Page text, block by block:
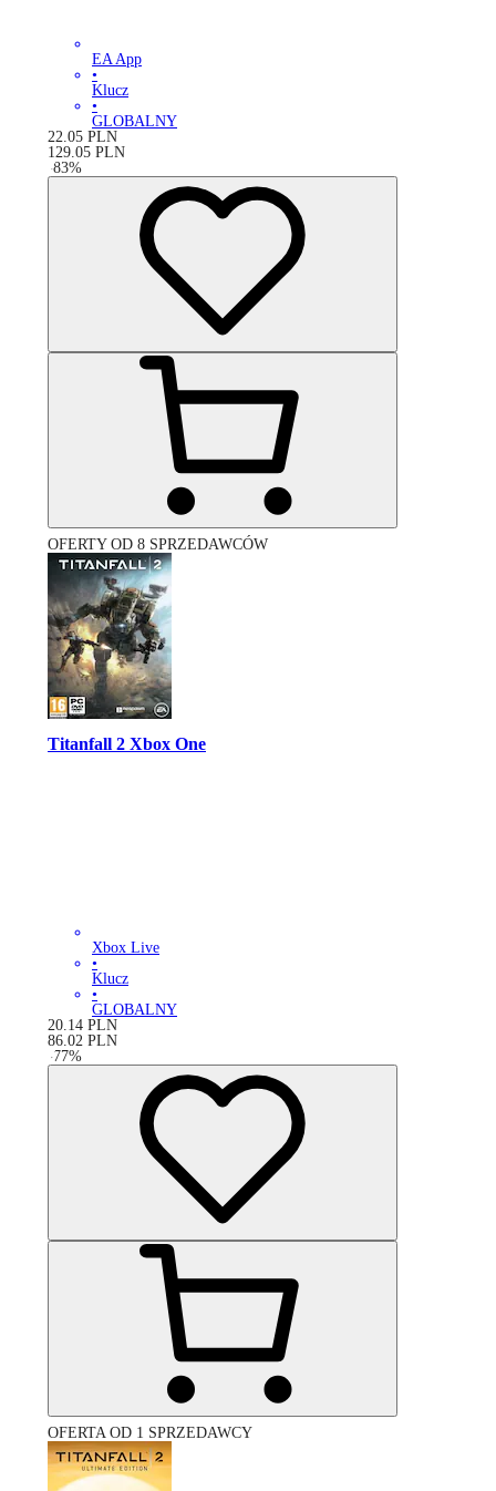
EA App
•
Klucz
•
GLOBALNY
22.05 PLN
129.05 PLN
-83%
OFERTY OD 8 SPRZEDAWCÓW
Titanfall 2 Xbox One
Xbox Live
•
Klucz
•
GLOBALNY
20.14 PLN
86.02 PLN
-77%
OFERTA OD 1 SPRZEDAWCY